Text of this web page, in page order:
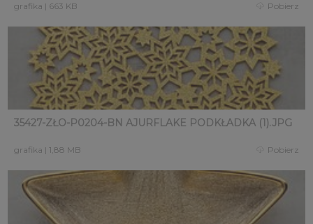
grafika | 663 KB Pobierz
35427-ZŁO-P0204-BN AJURFLAKE PODKŁADKA (1).JPG
grafika | 1,88 MB Pobierz